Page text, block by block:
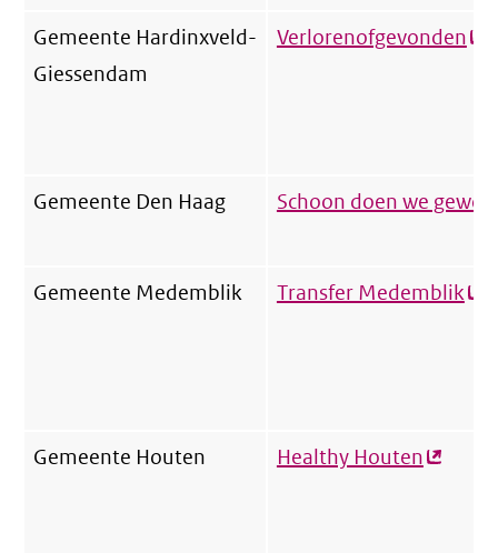
Gemeente Hardinxveld-
Giessendam
Verlorenofgevonden
Gemeente Den Haag Schoon doen we
Gemeente Medemblik Transfer Medemblik
Gemeente Houten Healthy Houten